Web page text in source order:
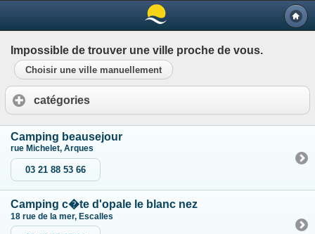
Impossible de trouver une ville proche de vous.
Choisir une ville manuellement
catégories
Camping beausejour
rue Michelet, Arques
03 21 88 53 66
Camping c�te d'opale le blanc nez
18 rue de la mer, Escalles